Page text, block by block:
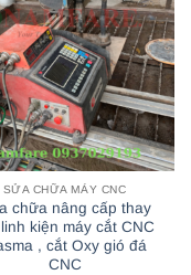
SỬA CHỮA MÁY CNC
chữa nâng cấp thay
kiện máy cắt CNC
, cắt Oxy gió đá
CNC